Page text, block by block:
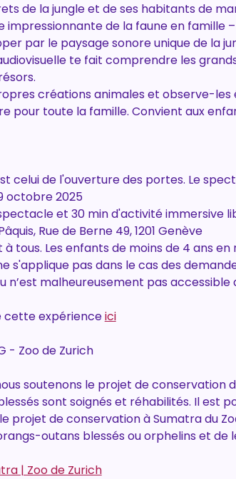
de la jungle et de ses habitants de
impressionnante de la faune en famille
par le paysage sonore unique de la
te fait comprendre les
créations animales et observe-les
pour toute la famille. Convient aux
celui de l'ouverture des portes. Le
octobre 2025
et 30 min d'activité immersive
Rue de Berne 49, 1201 Genève
à tous. Les enfants de moins de 4 ans
s'applique pas dans le cas des
n’est malheureusement pas
cette expérience ici
- Zoo de Zurich
soutenons le projet de conservation
sont soignés et réhabilités. Il est
projet de conservation à Sumatra du
outans blessés ou orphelins et de
| Zoo de Zurich